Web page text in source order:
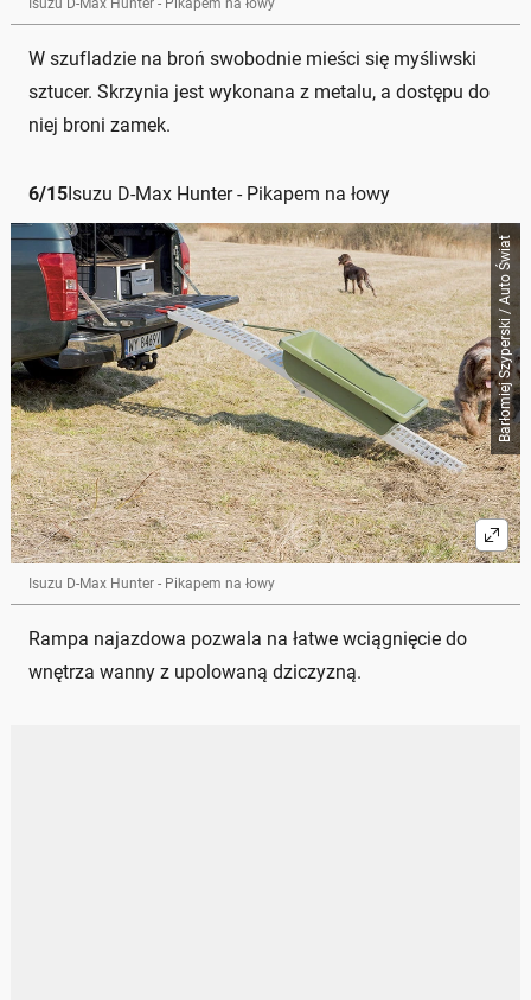
Isuzu D-Max Hunter - Pikapem na łowy
W szufladzie na broń swobodnie mieści się myśliwski
sztucer. Skrzynia jest wykonana z metalu, a dostępu do
niej broni zamek.
6/15 Isuzu D-Max Hunter - Pikapem na łowy
Barłomiej Szyperski / Auto Świat
Isuzu D-Max Hunter - Pikapem na łowy
Rampa najazdowa pozwala na łatwe wciągnięcie do
wnętrza wanny z upolowaną dziczyzną.